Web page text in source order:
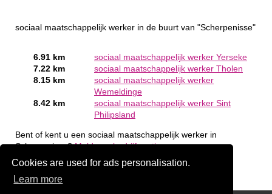
Cookies are used for ads personalisation.
Learn more
sociaal maatschappelijk werker in de buurt van "Scherpenisse"
6.91 km
sociaal maatschappelijk werker Yerseke
7.22 km
sociaal maatschappelijk werker Tholen
8.15 km
sociaal maatschappelijk werker
Wemeldinge
8.42 km
sociaal maatschappelijk werker Sint
Philipsland
Bent of kent u een sociaal maatschappelijk werker in
Scherpenisse?Meld een bedrijf gratis aan